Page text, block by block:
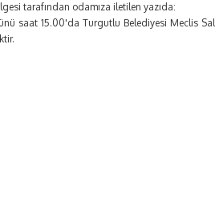
tarafından odamıza iletilen yazıda:
saat 15.00'da Turgutlu Belediyesi Meclis